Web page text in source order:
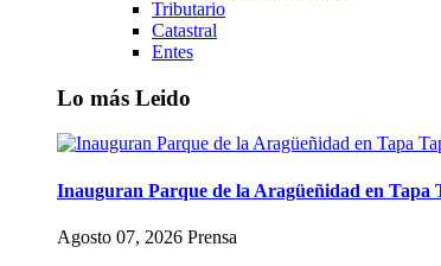
Tributario
Catastral
Entes
Lo más Leido
Inauguran Parque de la Aragüeñidad en Tapa
Agosto 07, 2026 Prensa